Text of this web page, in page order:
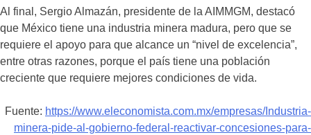
Al final, Sergio Almazán, presidente de la AIMMGM, destacó
que México tiene una industria minera madura, pero que se
requiere el apoyo para que alcance un “nivel de excelencia”,
entre otras razones, porque el país tiene una población
creciente que requiere mejores condiciones de vida.
Fuente: https://www.eleconomista.com.mx/empresas/Industria-
minera-pide-al-gobierno-federal-reactivar-concesiones-para-